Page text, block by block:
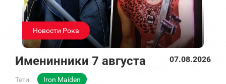
Новости Рока
Именинники 7 августа 07.08.2026
Теги:
Iron Maiden